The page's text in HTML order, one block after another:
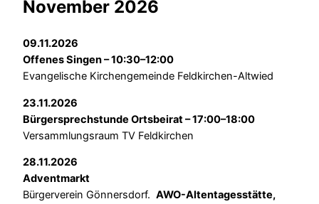
November 2026
09.11.2026
Offenes Singen – 10:30–12:00
Evangelische Kirchengemeinde Feldkirchen-Altwied
23.11.2026
Bürgersprechstunde Ortsbeirat – 17:00–18:00
Versammlungsraum TV Feldkirchen
28.11.2026
Adventmarkt
Bürgerverein Gönnersdorf. AWO-Altentagesstätte,